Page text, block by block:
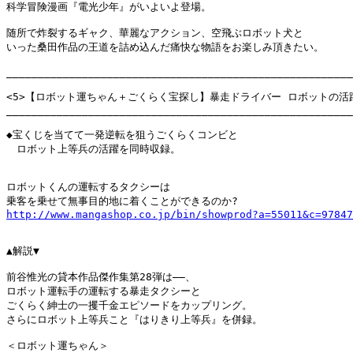
科学冒険漫画『電光少年』がいよいよ登場。
随所で炸裂するギャク、華麗なアクション、空飛ぶロボット犬と
いった桑田作品の王道を詰め込んだ痛快な物語をお楽しみ頂きたい。
<5>【ロボット運ちゃん＋ごくらく宝探し】暴走ドライバー ロボットの活
◆宝くじを当てて一発逆転を狙うごくらくコンビと
ロボット上等兵の活躍を同時収録。
ロボットくんの運転するタクシーは
http://www.mangashop.co.jp/bin/
▲解説▼
前谷惟光の貸本作品傑作集第28弾は――、
ロボット運転手の運転する暴走タクシーと
ごくらく紳士の一攫千金エピソードをカップリング。
さらにロボット上等兵こと『はりきり上等兵』を併録。
＜ロボット運ちゃん＞